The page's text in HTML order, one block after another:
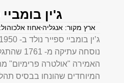
ג'ין
ארץ מקור: אנגליהאחוז
נוסחה
האמירה "אולטרה פרימיום"
המיוחדים שהונחו בבסיס